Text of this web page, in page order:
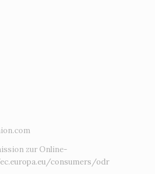
zur Online-
consumers/odr